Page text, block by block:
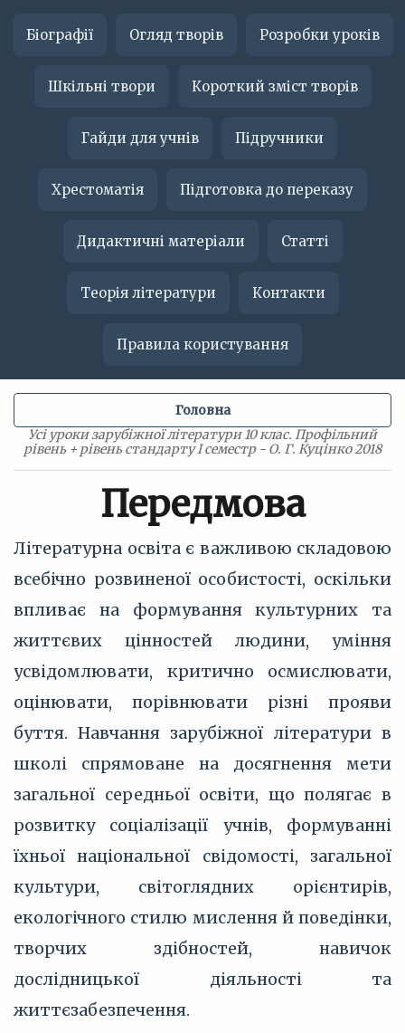
Біографії Огляд творів Розробки уроків
Шкільні твори Короткий зміст творів
Гайди для учнів Підручники
Хрестоматія Підготовка до переказу
Дидактичні матеріали Статті
Теорія літератури Контакти
Правила користування
Усі уроки зарубіжної літератури 10 клас. Профільний
рівень + рівень стандарту I семестр - О. Г. Куцінко 2018
Головна
Передмова
Літературна освіта є важливою складовою
всебічно розвиненої особистості, оскільки
впливає на формування культурних та
життєвих цінностей людини, уміння
усвідомлювати, критично осмислювати,
оцінювати, порівнювати різні прояви
буття. Навчання зарубіжної літератури в
школі спрямоване на досягнення мети
загальної середньої освіти, що полягає в
розвитку соціалізації учнів, формуванні
їхньої національної свідомості, загальної
культури, світоглядних орієнтирів,
екологічного стилю мислення й поведінки,
творчих здібностей, навичок
дослідницької діяльності та
життєзабезпечення.